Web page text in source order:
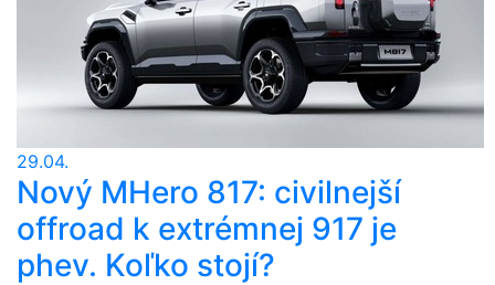
29.04.
Nový MHero 817: civilnejší
offroad k extrémnej 917 je
phev. Koľko stojí?